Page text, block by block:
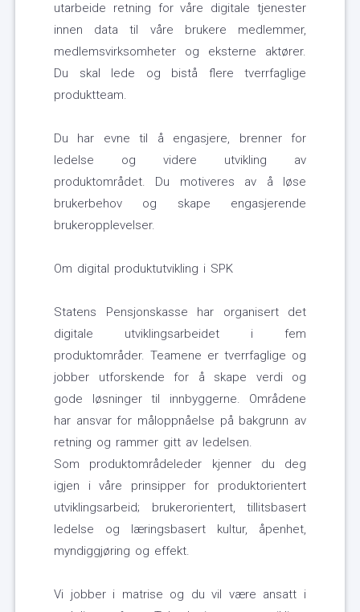
utarbeide retning for våre digitale tjenester
innen data til våre brukere medlemmer,
medlemsvirksomheter og eksterne aktører.
Du skal lede og bistå flere tverrfaglige
produktteam.
Du har evne til å engasjere, brenner for
ledelse og videre utvikling av
produktområdet. Du motiveres av å løse
brukerbehov og skape engasjerende
brukeropplevelser.
Om digital produktutvikling i SPK
Statens Pensjonskasse har organisert det
digitale utviklingsarbeidet i fem
produktområder. Teamene er tverrfaglige og
jobber utforskende for å skape verdi og
gode løsninger til innbyggerne. Områdene
har ansvar for måloppnåelse på bakgrunn av
retning og rammer gitt av ledelsen.
Som produktområdeleder kjenner du deg
igjen i våre prinsipper for produktorientert
utviklingsarbeid; brukerorientert, tillitsbasert
ledelse og læringsbasert kultur, åpenhet,
myndiggjøring og effekt.
Vi jobber i matrise og du vil være ansatt i